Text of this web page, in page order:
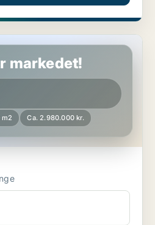
markedet!
m2 Ca. 2.980.000 kr.